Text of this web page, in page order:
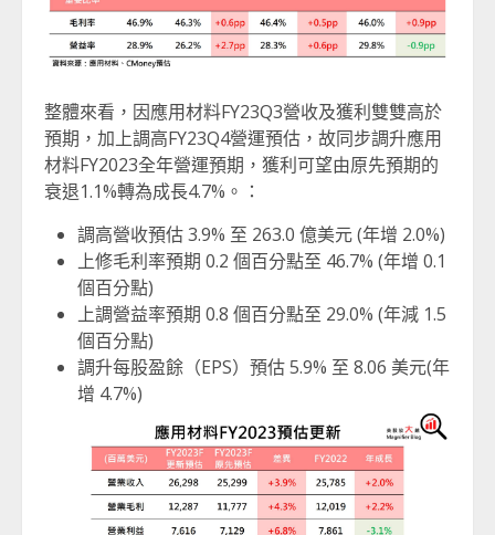
整體來看，因應用材料FY23Q3營收及獲利雙雙高於
預期，加上調高FY23Q4營運預估，故同步調升應用
材料FY2023全年營運預期，獲利可望由原先預期的
衰退1.1%轉為成長4.7%。：
調高營收預估 3.9% 至 263.0 億美元 (年增 2.0%)
上修毛利率預期 0.2 個百分點至 46.7% (年增 0.1
個百分點)
上調營益率預期 0.8 個百分點至 29.0% (年減 1.5
個百分點)
調升每股盈餘（EPS）預估 5.9% 至 8.06 美元(年
增 4.7%)